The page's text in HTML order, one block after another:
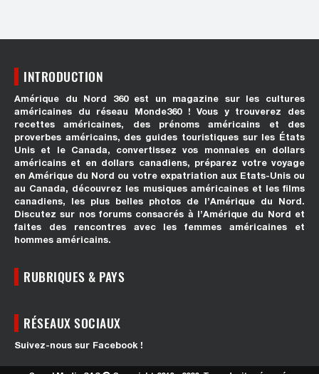
INTRODUCTION
Amérique du Nord 360 est un magazine sur les cultures
américaines du réseau Monde360 ! Vous y trouverez des
recettes américaines, des prénoms américains et des
proverbes américains, des guides touristiques sur les États
Unis et le Canada, convertissez vos monnaies en dollars
américains et en dollars canadiens, préparez votre voyage
en Amérique du Nord ou votre expatriation aux Etats-Unis ou
au Canada, découvrez les musiques américaines et les films
canadiens, les plus belles photos de l’Amérique du Nord.
Discutez sur nos forums consacrés à l’Amérique du Nord et
faites des rencontres avec les femmes américaines et
hommes américains.
RUBRIQUES & PAYS
RÉSEAUX SOCIAUX
Suivez-nous sur Facebook !